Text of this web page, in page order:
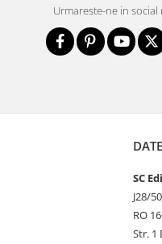
Urmareste-ne in social
SC
J28/
RO
Str. 1